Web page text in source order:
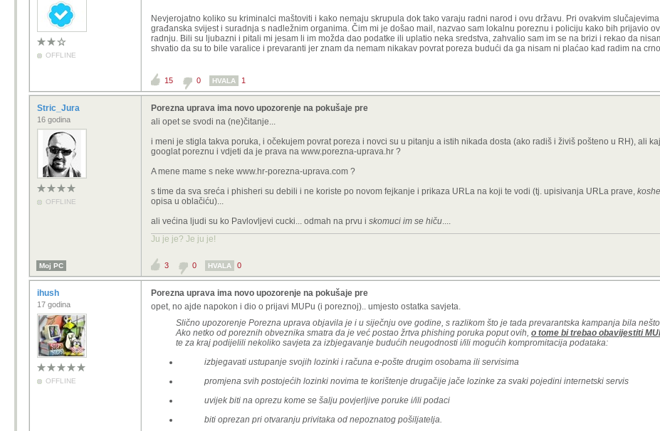
OFFLINE
Nevjerojatno koliko su kriminalci maštoviti i kako nemaju skrupula dok tako varaju radni narod i ovu državu. Pri ovakvim
građanska svijest i suradnja s nadležnim organima. Čim mi je došao mail, nazvao sam lokalnu poreznu i policiju kako bih prijavio
radnju. Bili su ljubazni i pitali mi jesam li im možda dao podatke ili uplatio neka sredstva, zahvalio sam im se na brizi i rekao da
shvatio da su to bile varalice i prevaranti jer znam da nemam nikakav povrat poreza budući da ga nisam ni plaćao kad radim na
15 0 HVALA 1
Stric_Jura
16 godina
OFFLINE
Porezna uprava ima novo upozorenje na pokušaje pre
ali opet se svodi na (ne)čitanje...
i meni je stigla takva poruka, i očekujem povrat poreza i novci su u pitanju a istih nikada dosta (ako radiš i živiš pošteno u RH), ali
googlat poreznu i vdjeti da je prava na www.porezna-uprava.hr ?
A mene mame s neke www.hr-porezna-uprava.com ?
s time da sva sreća i phisheri su debili i ne koriste po novom fejkanje i prikaza URLa na koji te vodi (tj. upisivanja URLa prave,
opisa u oblačiću)...
ali većina ljudi su ko Pavlovljevi cucki... odmah na prvu i skomuci im se hiču....
Ju je je? Je ju je!
Moj PC 3 0 HVALA 0
ihush
17 godina
OFFLINE
Porezna uprava ima novo upozorenje na pokušaje pre
opet, no ajde napokon i dio o prijavi MUPu (i poreznoj).. umjesto ostatka savjeta.
Slično upozorenje Porezna uprava objavila je i u siječnju ove godine, s razlikom što je tada prevarantska kampanja bila
Ako netko od poreznih obveznika smatra da je već postao žrtva phishing poruka poput ovih, o tome bi trebao obavijestiti
te za kraj podijelili nekoliko savjeta za izbjegavanje budućih neugodnosti i/ili mogućih kompromitacija podataka:
​izbjegavati ustupanje svojih lozinki i računa e-pošte drugim osobama ili servisima
promjena svih postojećih lozinki novima te korištenje drugačije jače lozinke za svaki pojedini internetski servis
uvijek biti na oprezu kome se šalju povjerljive poruke i/ili podaci
biti oprezan pri otvaranju privitaka od​ nepoznatog pošiljatelja​.